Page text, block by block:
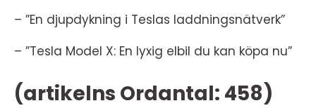
– ”En djupdykning i Teslas laddningsnätverk”
– ”Tesla Model X: En lyxig elbil du kan köpa nu”
(artikelns Ordantal: 458)